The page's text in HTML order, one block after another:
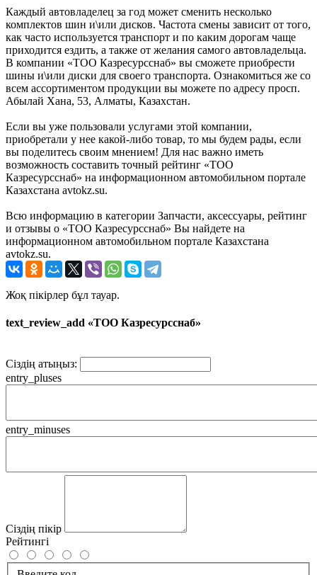
Каждый автовладелец за год может сменить несколько
комплектов шин и\или дисков. Частота смены зависит от того,
как часто используется транспорт и по каким дорогам чаще
приходится ездить, а также от желания самого автовладельца.
В компании «ТОО Казресурсснаб» вы сможете приобрести
шины и\или диски для своего транспорта. Ознакомиться же со
всем ассортиментом продукции вы можете по адресу просп.
Абылай Хана, 53, Алматы, Казахстан.
Если вы уже пользовали услугами этой компании,
приобретали у нее какой-либо товар, то мы будем рады, если
вы поделитесь своим мнением! Для нас важно иметь
возможность составить точный рейтинг «ТОО
Казресурсснаб» на информационном автомобильном портале
Казахстана avtokz.su.
Всю информацию в категории Запчасти, аксессуары, рейтинг
и отзывы о «ТОО Казресурсснаб» Вы найдете на
информационном автомобильном портале Казахстана
avtokz.su.
Жоқ пікірлер бұл тауар.
text_review_add «ТОО Казресурсснаб»
Сіздің атыңыз:
entry_pluses
entry_minuses
Сіздің пікір
Рейтингі